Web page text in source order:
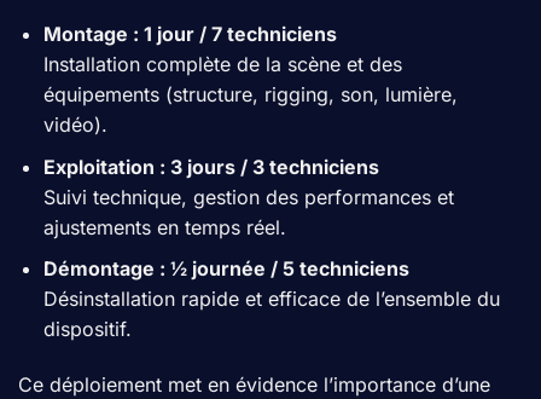
Montage : 1 jour / 7 techniciens
Installation complète de la scène et des
équipements (structure, rigging, son, lumière,
vidéo).
Exploitation : 3 jours / 3 techniciens
Suivi technique, gestion des performances et
ajustements en temps réel.
Démontage : ½ journée / 5 techniciens
Désinstallation rapide et efficace de l’ensemble du
dispositif.
Ce déploiement met en évidence l’importance d’une